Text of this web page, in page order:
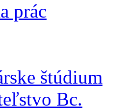
prác
štúdium
Bc.